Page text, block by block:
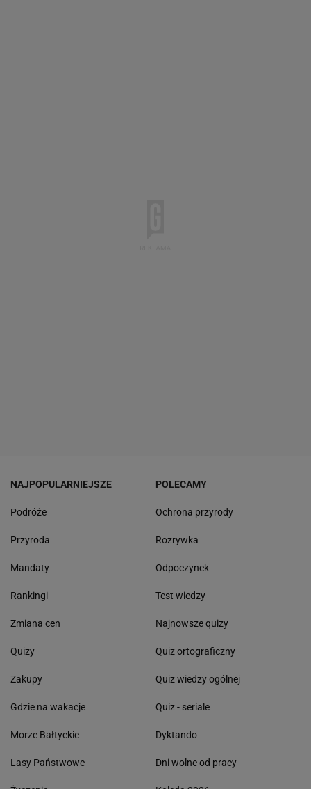
NAJPOPULARNIEJSZE
Podróże
Przyroda
Mandaty
Rankingi
Zmiana cen
Quizy
Zakupy
Gdzie na wakacje
Morze Bałtyckie
Lasy Państwowe
POLECAMY
Ochrona przyrody
Rozrywka
Odpoczynek
Test wiedzy
Najnowsze quizy
Quiz ortograficzny
Quiz wiedzy ogólnej
Quiz - seriale
Dyktando
Dni wolne od pracy